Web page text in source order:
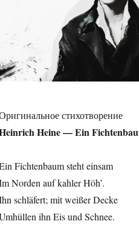
стихотворение
Heine — Ein
Fichtenbaum steht einsam
Norden auf kahler Höh’.
schläfert; mit weißer Decke
ihn Eis und Schnee.